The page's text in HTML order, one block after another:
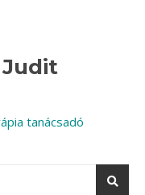
Judit
tanácsadó